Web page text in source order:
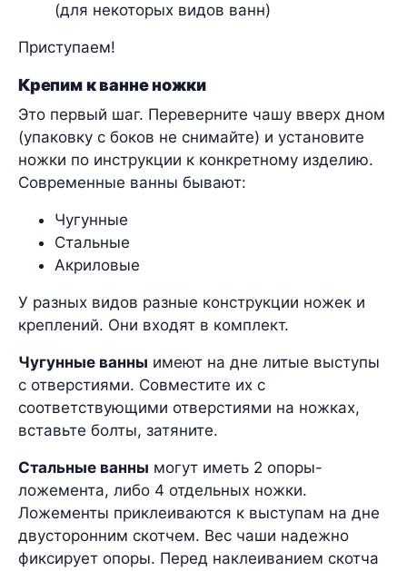
(для некоторых видов ванн)
Приступаем!
Крепим к ванне ножки
Это первый шаг. Переверните чашу вверх дном
(упаковку с боков не снимайте) и установите
ножки по инструкции к конкретному изделию.
Современные ванны бывают:
Чугунные
Стальные
Акриловые
У разных видов разные конструкции ножек и
креплений. Они входят в комплект.
Чугунные ванны имеют на дне литые выступы
с отверстиями. Совместите их с
соответствующими отверстиями на ножках,
вставьте болты, затяните.
Стальные ванны могут иметь 2 опоры-
ложемента, либо 4 отдельных ножки.
Ложементы приклеиваются к выступам на дне
двусторонним скотчем. Вес чаши надежно
фиксирует опоры. Перед наклеиванием скотча